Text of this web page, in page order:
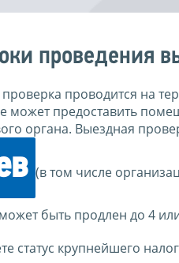
проведения
проводится на
может предоставить
органа. Выездная
(в том числе
быть продлен до 4
статус крупнейшего